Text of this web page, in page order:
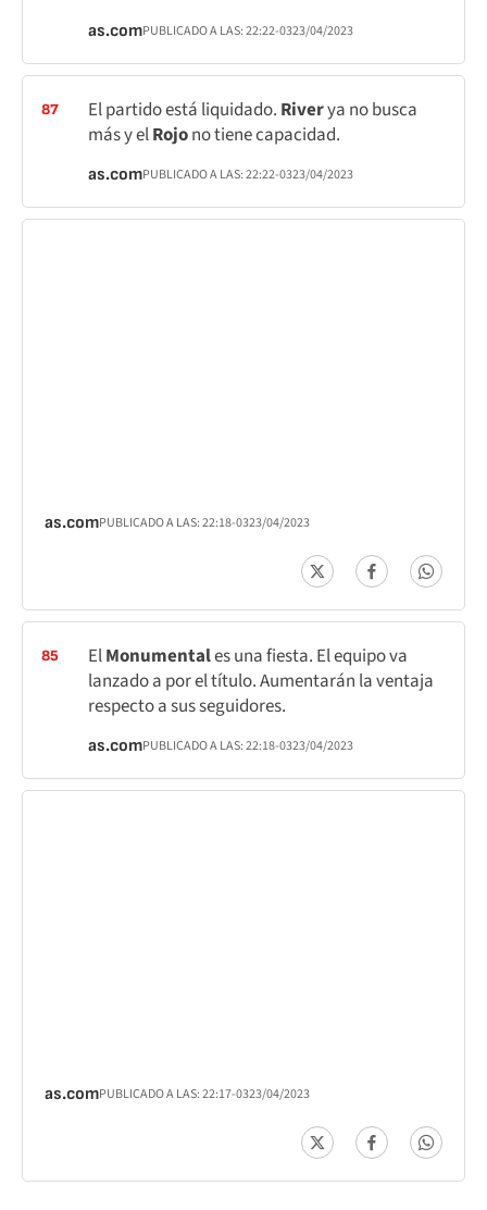
as.comPUBLICADO A LAS:22:22-0323/04/2023
87 El partido está liquidado. Riverya no busca
más y elRojono tiene capacidad.
as.comPUBLICADO A LAS:22:22-0323/04/2023
as.comPUBLICADO A LAS:22:18-0323/04/2023
85 ElMonumentales una fiesta. El equipo va
lanzado a por el título. Aumentarán la ventaja
respecto a sus seguidores.
as.comPUBLICADO A LAS:22:18-0323/04/2023
as.comPUBLICADO A LAS:22:17-0323/04/2023